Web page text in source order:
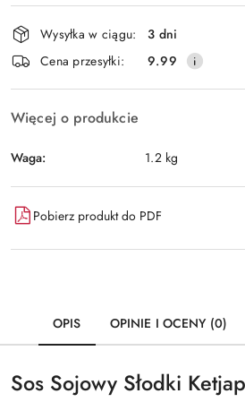
Wyślij
Dostępność
i
dostawa
Wysyłka w ciągu:
3 dni
Cena przesyłki:
9.99
Więcej o produkcie
Waga: 1.2 kg
Pobierz produkt do PDF
OPIS OPINIE I OCENY (0)
Sos Sojowy Słodki